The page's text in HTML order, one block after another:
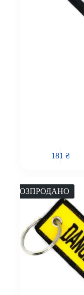
181₴
РОЗПРОДАНО